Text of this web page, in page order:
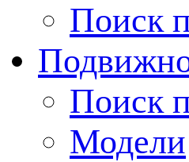
Поиск
Поиск
Модели